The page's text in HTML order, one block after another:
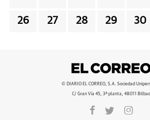
26 27 28 29 30
© DIARIO EL CORREO, S.A. Sociedad
C/ Gran Vía 45, 3ª planta, 48011 Bilbao